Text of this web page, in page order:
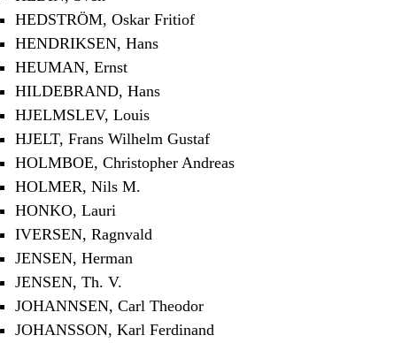
HEDSTRÖM, Oskar Fritiof
HENDRIKSEN, Hans
HEUMAN, Ernst
HILDEBRAND, Hans
HJELMSLEV, Louis
HJELT, Frans Wilhelm Gustaf
HOLMBOE, Christopher Andreas
HOLMER, Nils M.
HONKO, Lauri
IVERSEN, Ragnvald
JENSEN, Herman
JENSEN, Th. V.
JOHANNSEN, Carl Theodor
JOHANSSON, Karl Ferdinand